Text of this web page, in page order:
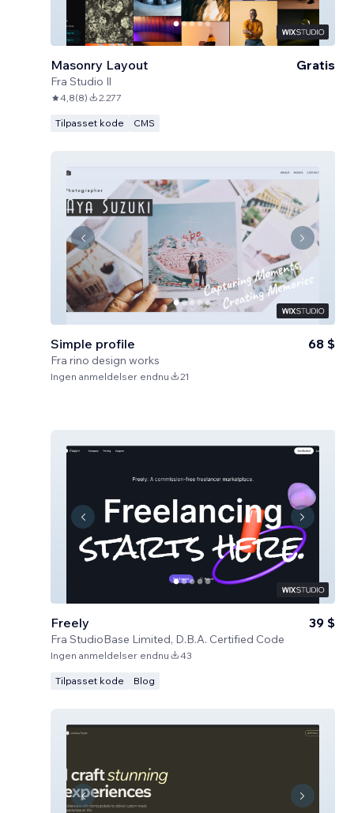
Masonry Layout
Fra Studio Il
Gratis
4,8(8) 2.277
Tilpasset kode CMS
Simple profile
Fra rino design works
68 $
Ingen anmeldelser endnu 21
Freely
Fra StudioBase Limited, D.B.A. Certified Code
39 $
Ingen anmeldelser endnu 43
Tilpasset kode Blog